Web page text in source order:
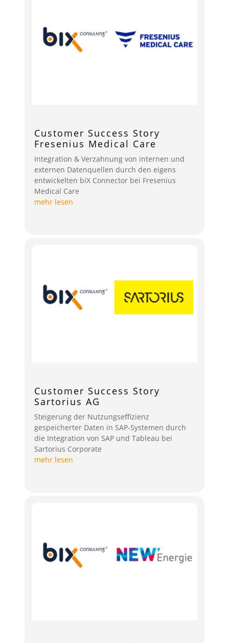
Customer Success Story
Fresenius Medical Care
Integration & Verzahnung von internen und
externen Datenquellen durch den eigens
entwickelten biX Connector bei Fresenius
Medical Care
mehr lesen
Customer Success Story
Sartorius AG
Steigerung der Nutzungseffizienz
gespeicherter Daten in SAP-Systemen durch
die Integration von SAP und Tableau bei
Sartorius Corporate
mehr lesen